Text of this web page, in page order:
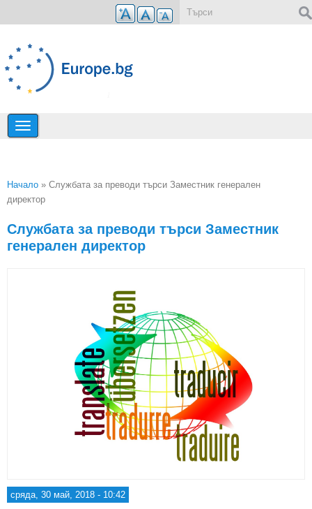
Премини към основното съдържание
Вие сте тук
Начало » Службата за преводи търси Заместник генерален
директор
Службата за преводи търси Заместник
генерален директор
сряда, 30 май, 2018 - 10:42